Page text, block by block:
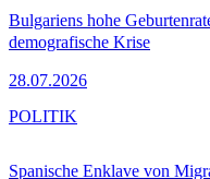
Bulgariens hohe
demografische Krise
28.07.2026
Spanische Enklave von
POLITIK